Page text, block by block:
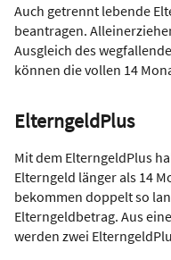
Auch getrennt lebende
beantragen.
Ausgleich des
können die vollen 14
ElterngeldPlus
Mit dem ElterngeldPlus
Elterngeld länger als 14
bekommen doppelt so
Elterngeldbetrag. Aus
werden zwei